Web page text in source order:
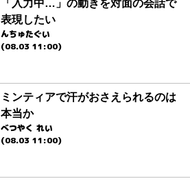
「入力中…」の動きを対面の会話で
表現したい
んちゅたぐい
(08.03 11:00)
ミンティアで汗がおさえられるのは
本当か
べつやく れい
(08.03 11:00)